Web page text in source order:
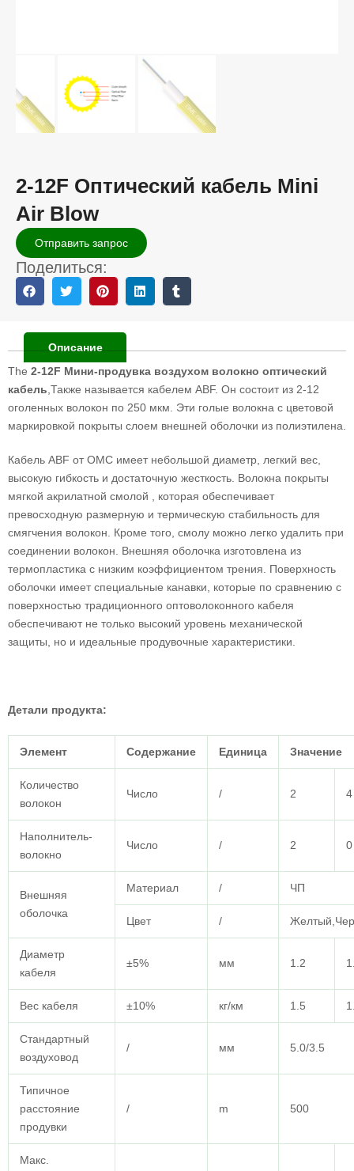
2-12F Оптический кабель Mini
Air Blow
Отправить запрос
Поделиться:
Описание
The 2-12F Мини-продувка воздухом волокно оптический
кабель,Также называется кабелем ABF. Он состоит из 2-12
оголенных волокон по 250 мкм. Эти голые волокна с цветовой
маркировкой покрыты слоем внешней оболочки из полиэтилена.
Кабель ABF от OMC имеет небольшой диаметр, легкий вес,
высокую гибкость и достаточную жесткость. Волокна покрыты
мягкой акрилатной смолой , которая обеспечивает
превосходную размерную и термическую стабильность для
смягчения волокон. Кроме того, смолу можно легко удалить при
соединении волокон. Внешняя оболочка изготовлена ​​из
термопластика с низким коэффициентом трения. Поверхность
оболочки имеет специальные канавки, которые по сравнению с
поверхностью традиционного оптоволоконного кабеля
обеспечивают не только высокий уровень механической
защиты, но и идеальные продувочные характеристики.
Детали продукта:
Элемент Содержание Единица Значение
Количество
волокон
Число / 2 4
Наполнитель-
волокно
Число / 2 0
Внешняя
оболочка
Материал / ЧП
Цвет /
Диаметр
кабеля
±5% мм 1.2
Вес кабеля ±10% кг/км 1.5
Стандартный
воздуховод
/ мм 5.0/3.5
Типичное
расстояние
продувки
/ m 500
Макс.